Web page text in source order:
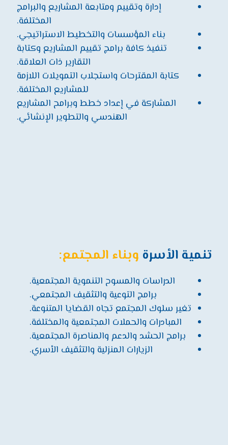
إدارة وتقييم ومتابعة المشاريع والبرامج
المختلفة.
بناء المؤسسات والتخطيط الاستراتيجي.
تنفيذ كافة برامج تقييم المشاريع وكتابة
التقارير ذات العلاقة.
كتابة المقترحات واستجلاب التمويلات اللازمة
للمشاريع المختلفة.
المشاركة في إعداد خطط وبرامح المشاريع
الهندسي والتطوير الإنشائي.
تنمية الأسرة وبناء المجتمع:
الدراسات والمسوح التنموية المجتمعية.
برامج التوعية والتثقيف المجتمعي.
تغير سلوك المجتمع تجاه القضايا المتنوعة.
المبادرات والحملات المجتمعية والمختلفة.
برامج الحشد والدعم والمناصرة المجتمعية.
الزيارات المنزلية والتثقيف الأسري.